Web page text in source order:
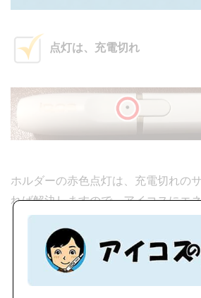
点灯は、充電切れ
ホルダーの赤色点灯は、充電切れの
れば解決しますので、アイコスにエ
点滅は、故障かも